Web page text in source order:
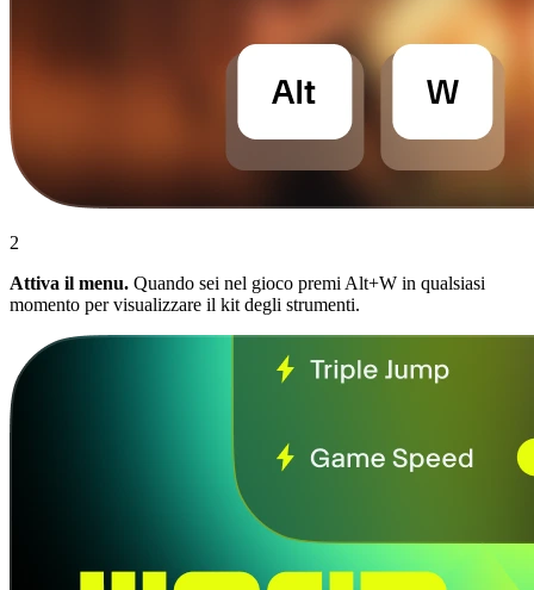
2
Attiva il menu. Quando sei nel gioco premi Alt+W in qualsiasi
momento per visualizzare il kit degli strumenti.